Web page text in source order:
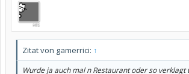
Zitat von gamerrici: ↑
Wurde ja auch mal n Restaurant oder so verklagt